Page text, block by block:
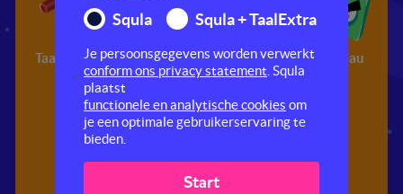
Taal ontdekken Woordenschat Taal op niveau
Squla
Squla + TaalExtra
Je persoonsgegevens worden verwerkt
conform ons privacy statement . Squla
plaatst
functionele en analytische cookies om
je een optimale gebruikerservaring te
bieden.
Start